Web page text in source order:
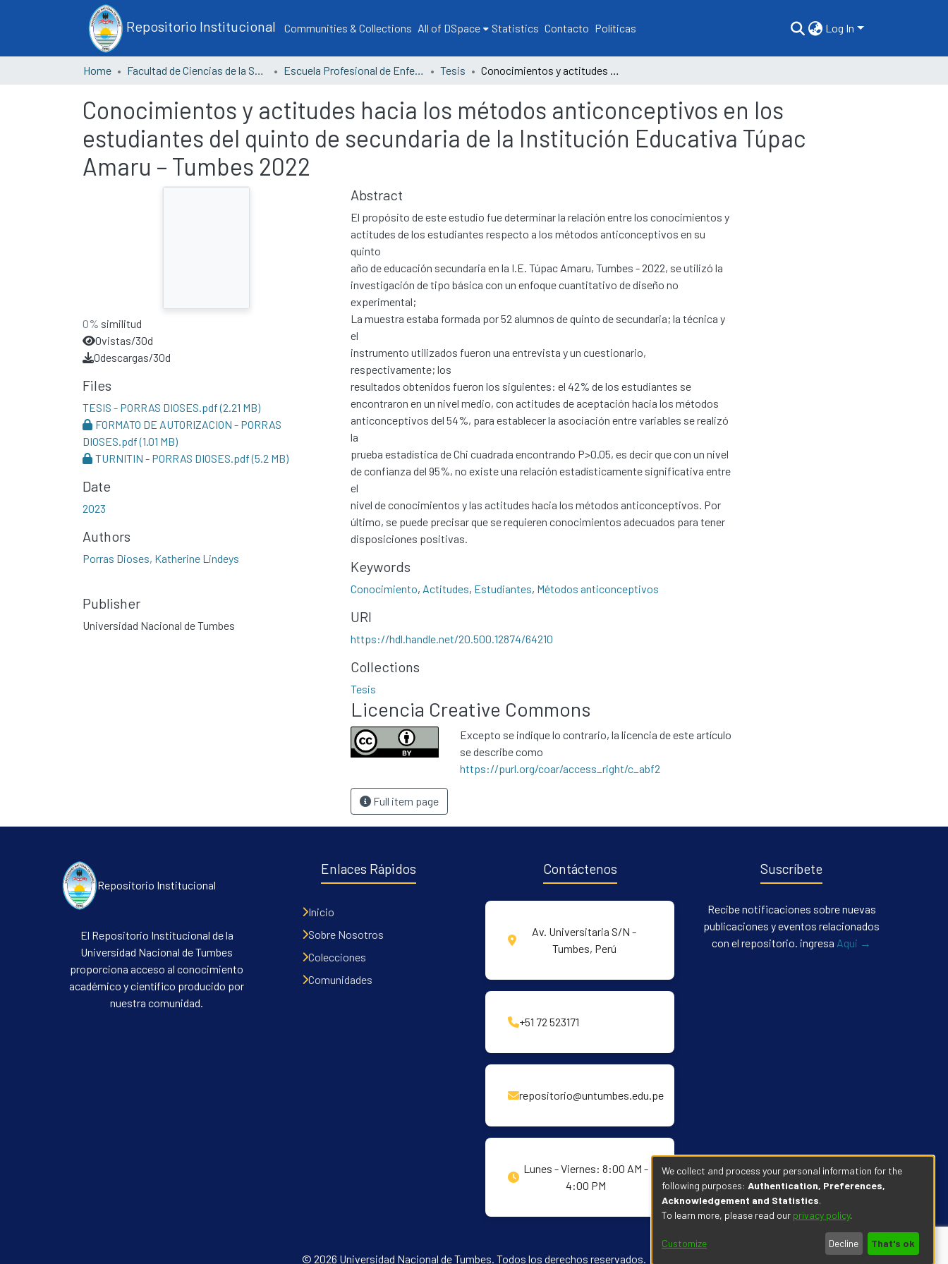
Repositorio Institucional Communities & Collections All of DSpace Statistics Contacto Políticas Log In
Home Facultad de Ciencias de la Salud Escuela Profesional de Enfermería Tesis Conocimientos y actitudes hacia los métodos anticonceptivos en los estudiantes del quinto de secundaria de la Institución Educativa Túpac Amaru – Tumbes 2022
Conocimientos y actitudes hacia los métodos anticonceptivos en los
estudiantes del quinto de secundaria de la Institución Educativa Túpac
Amaru – Tumbes 2022
0% similitud
0vistas/30d
0descargas/30d
Files
TESIS - PORRAS DIOSES.pdf(2.21 MB)
FORMATO DE AUTORIZACION - PORRAS
DIOSES.pdf(1.01 MB)
TURNITIN - PORRAS DIOSES.pdf(5.2 MB)
Date
2023
Authors
Porras Dioses, Katherine Lindeys
Publisher
Universidad Nacional de Tumbes
Abstract
El propósito de este estudio fue determinar la relación entre los conocimientos y
actitudes de los estudiantes respecto a los métodos anticonceptivos en su
quinto
año de educación secundaria en la I.E. Túpac Amaru, Tumbes - 2022, se utilizó la
investigación de tipo básica con un enfoque cuantitativo de diseño no
experimental;
La muestra estaba formada por 52 alumnos de quinto de secundaria; la técnica y
el
instrumento utilizados fueron una entrevista y un cuestionario,
respectivamente; los
resultados obtenidos fueron los siguientes: el 42% de los estudiantes se
encontraron en un nivel medio, con actitudes de aceptación hacia los métodos
anticonceptivos del 54%, para establecer la asociación entre variables se realizó
la
prueba estadística de Chi cuadrada encontrando P>0.05, es decir que con un nivel
de confianza del 95%, no existe una relación estadísticamente significativa entre
el
nivel de conocimientos y las actitudes hacia los métodos anticonceptivos. Por
último, se puede precisar que se requieren conocimientos adecuados para tener
disposiciones positivas.
Keywords
Conocimiento, Actitudes, Estudiantes, Métodos anticonceptivos
URI
https://hdl.handle.net/20.500.12874/64210
Collections
Tesis
Licencia Creative Commons
Excepto se indique lo contrario, la licencia de este artículo
se describe como
https://purl.org/coar/access_right/c_abf2
Full item page
Repositorio Institucional
El Repositorio Institucional de la
Universidad Nacional de Tumbes
proporciona acceso al conocimiento
académico y científico producido por
nuestra comunidad.
Enlaces Rápidos
Inicio
Sobre Nosotros
Colecciones
Comunidades
Contáctenos
Av. Universitaria S/N -
Tumbes, Perú
+51 72 523171
repositorio@untumbes.edu.pe
Lunes - Viernes: 8:00 AM -
4:00 PM
Suscríbete
Recibe notificaciones sobre nuevas
publicaciones y eventos relacionados
con el repositorio. ingresa Aqui →
© 2026 Universidad Nacional de Tumbes. Todos los derechos reservados.
We collect and process your personal information for the
following purposes: Authentication, Preferences,
Acknowledgement and Statistics.
To learn more, please read our privacy policy.
Customize Decline That's ok